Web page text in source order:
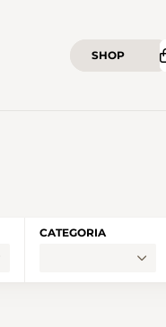
SHOP
CATEGORIA